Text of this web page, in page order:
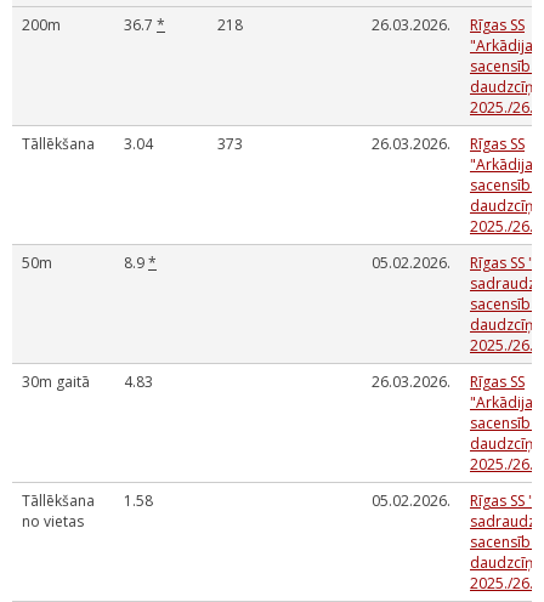
200m
36.7 * 218 26.03.2026.
Rīgas SS
2025./
Tāllēkšana
3.04 373 26.03.2026.
Rīgas SS
2025./
50m
8.9* 05.02.2026.
Rīgas SS
2025./
30m gaitā
4.83 26.03.2026.
Rīgas SS
2025./
Tāllēkšana
no vietas
1.58 05.02.2026.
Rīgas SS
2025./